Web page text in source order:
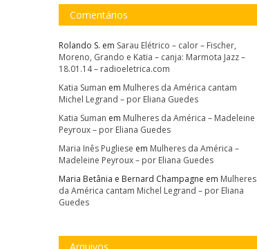
Comentários
Rolando S. em Sarau Elétrico – calor – Fischer,
Moreno, Grando e Katia – canja: Marmota Jazz –
18.01.14 – radioeletrica.com
Katia Suman em Mulheres da América cantam
Michel Legrand – por Eliana Guedes
Katia Suman em Mulheres da América – Madeleine
Peyroux – por Eliana Guedes
Maria Inês Pugliese em Mulheres da América –
Madeleine Peyroux – por Eliana Guedes
Maria Betânia e Bernard Champagne em Mulheres
da América cantam Michel Legrand – por Eliana
Guedes